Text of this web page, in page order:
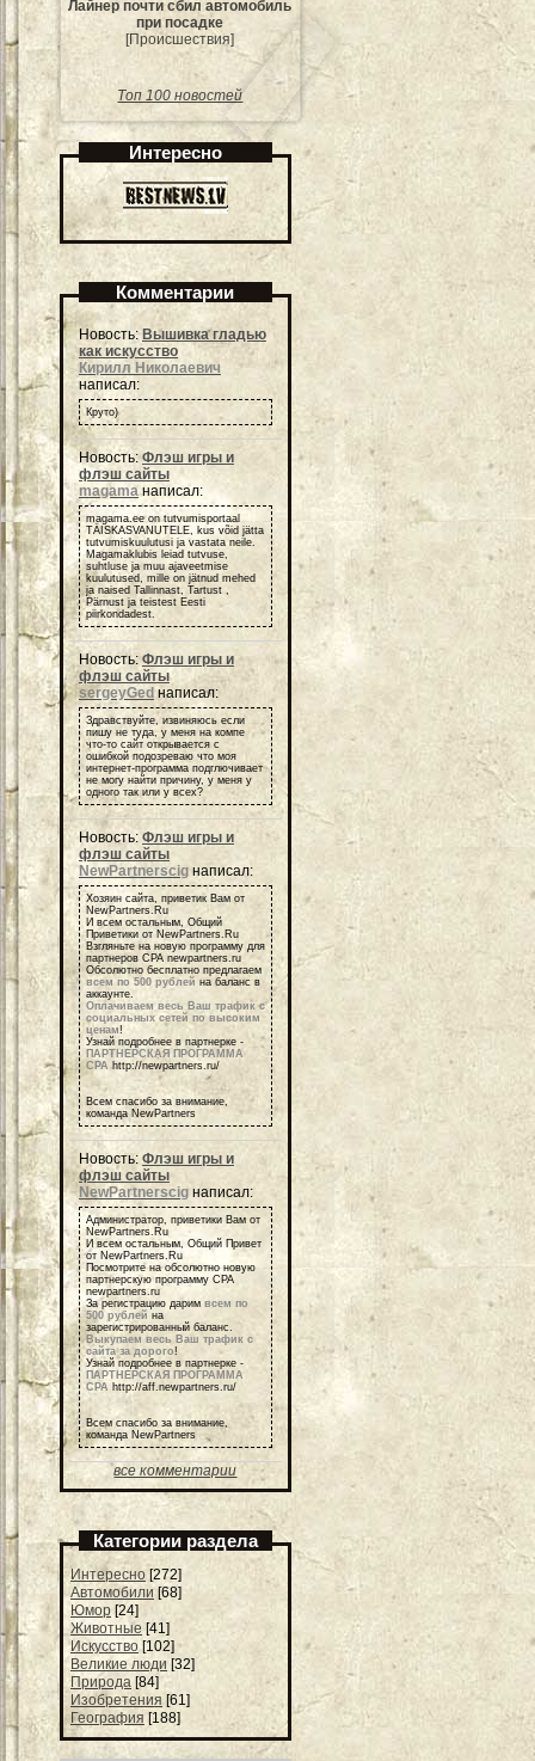
Лайнер почти сбил автомобиль
при посадке
[Происшествия]
Топ 100 новостей
Интересно
Комментарии
Новость: Вышивка гладью
как искусство
Кирилл Николаевич
написал:
Круто)
Новость:Флэш игры и
флэш сайты
magamaнаписал:
magama.ee on tutvumisportaal
TÄISKASVANUTELE, kus võid jätta
tutvumiskuulutusi ja vastata neile.
Magamaklubis leiad tutvuse,
suhtluse ja muu ajaveetmise
kuulutused, mille on jätnud mehed
ja naised Tallinnast, Tartust ,
Pärnust ja teistest Eesti
piirkondadest.
Новость: Флэш игры и
флэш сайты
sergeyGed написал:
Здравствуйте, извиняюсь если
пишу не туда, у меня на компе
что-то сайт открывается с
ошибкой подозреваю что моя
интернет-программа подглючивает
не могу найти причину, у меня у
одного так или у всех?
Новость: Флэш игры и
флэш сайты
NewPartnerscig написал:
Хозяин сайта, приветик Вам от
NewPartners.Ru
И всем остальным, Общий
Приветики от NewPartners.Ru
Взгляньте на новую программу для
партнеров СРА newpartners.ru
Обсолютно бесплатно предлагаем
всем по 500 рублей на баланс в
аккаунте.
Оплачиваем весь Ваш трафик с
социальных сетей по высоким
ценам!
Узнай подробнее в партнерке -
ПАРТНЕРСКАЯ ПРОГРАММА
СРА http://newpartners.ru/
Всем спасибо за внимание,
команда NewPartners
Новость: Флэш игры и
флэш сайты
NewPartnerscig написал:
Администратор, приветики Вам от
NewPartners.Ru
И всем остальным, Общий Привет
от NewPartners.Ru
Посмотрите на обсолютно новую
партнерскую программу СРА
newpartners.ru
За регистрацию дарим всем по
500 рублей на
зарегистрированный баланс.
Выкупаем весь Ваш трафик с
сайта за дорого!
Узнай подробнее в партнерке -
ПАРТНЕРСКАЯ ПРОГРАММА
СРА http://aff.newpartners.ru/
Всем спасибо за внимание,
команда NewPartners
все комментарии
Категории раздела
Интересно [272]
Автомобили [68]
Юмор [24]
Животные [41]
Искусство [102]
Великие люди [32]
Природа [84]
Изобретения [61]
География [188]